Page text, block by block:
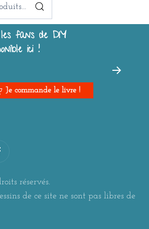
fans de DIY
ici !
Je commande le livre !
réservés.
de ce site ne sont pas libres de